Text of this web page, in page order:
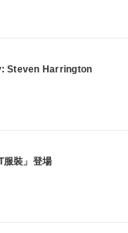
Steven Harrington
服裝」登場